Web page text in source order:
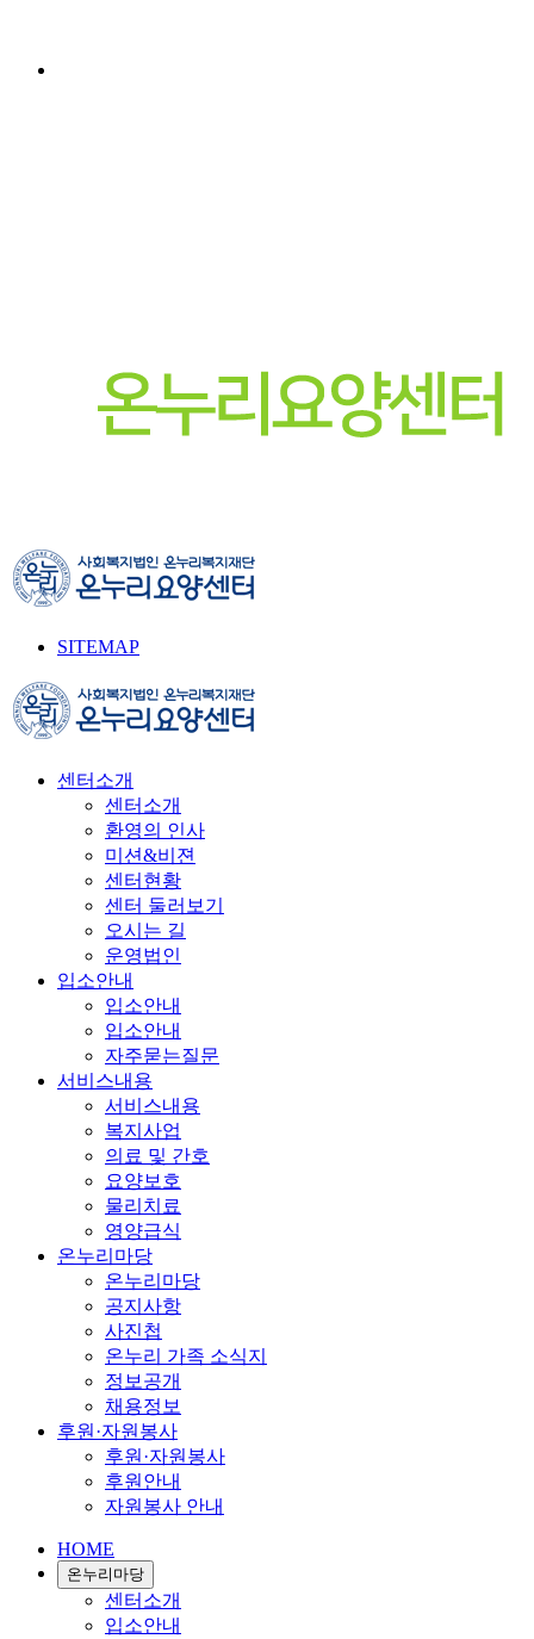
SITEMAP
센터소개
센터소개
환영의 인사
미션&비젼
센터현황
센터 둘러보기
오시는 길
운영법인
입소안내
입소안내
입소안내
자주묻는질문
서비스내용
서비스내용
복지사업
의료 및 간호
요양보호
물리치료
영양급식
온누리마당
온누리마당
공지사항
사진첩
온누리 가족 소식지
정보공개
채용정보
후원·자원봉사
후원·자원봉사
후원안내
자원봉사 안내
HOME
온누리마당
센터소개
입소안내